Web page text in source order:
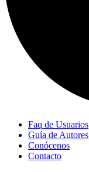
Faq de Usuarios
Guía de Autores
Conócenos
Contacto